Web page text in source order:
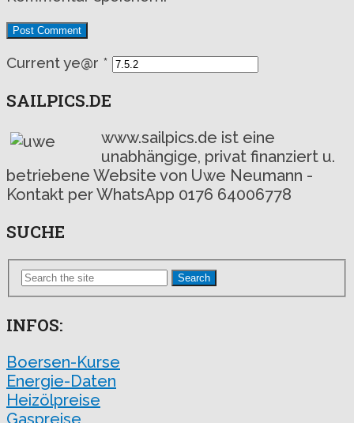
Current ye@r *
SAILPICS.DE
www.sailpics.de ist eine
unabhängige, privat finanziert u.
betriebene Website von Uwe Neumann -
Kontakt per WhatsApp 0176 64006778
SUCHE
Search
INFOS:
Boersen-Kurse
Energie-Daten
Heizölpreise
Gaspreise